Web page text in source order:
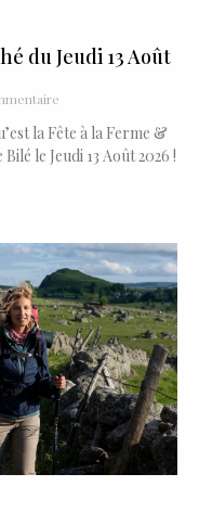
du Jeudi 13 Août
la Fête à la Ferme &
le Jeudi 13 Août 2026 !